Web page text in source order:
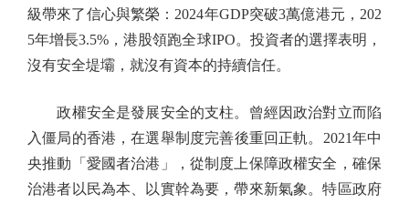
級帶來了信心與繁榮：2024年GDP突破3萬億港元，202
5年增長3.5%，港股領跑全球IPO。投資者的選擇表明，
沒有安全堤壩，就沒有資本的持續信任。
政權安全是發展安全的支柱。曾經因政治對立而陷
入僵局的香港，在選舉制度完善後重回正軌。2021年中
央推動「愛國者治港」，從制度上保障政權安全，確保
治港者以民為本、以實幹為要，帶來新氣象。特區政府